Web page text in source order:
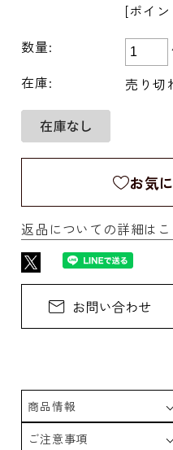
[ポイ
数量:
在庫:
売り切
お気
返品についての詳細はこ
商品情報
ご注意事項